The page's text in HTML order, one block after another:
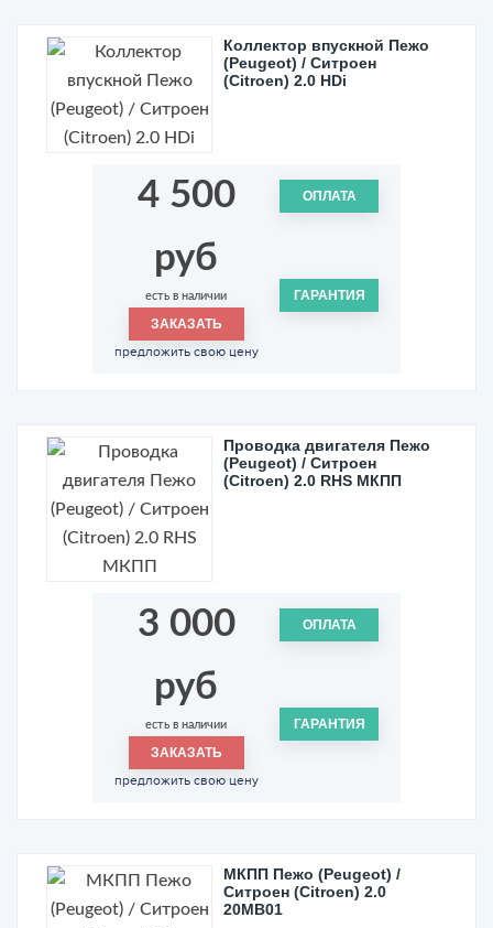
Коллектор впускной Пежо
(Peugeot) / Ситроен
(Citroen) 2.0 HDi
4 500
руб
есть в наличии
ЗАКАЗАТЬ
предложить свою цену
ОПЛАТА
ГАРАНТИЯ
Проводка двигателя Пежо
(Peugeot) / Ситроен
(Citroen) 2.0 RHS МКПП
3 000
руб
есть в наличии
ЗАКАЗАТЬ
предложить свою цену
ОПЛАТА
ГАРАНТИЯ
МКПП Пежо (Peugeot) /
Ситроен (Citroen) 2.0
20MB01